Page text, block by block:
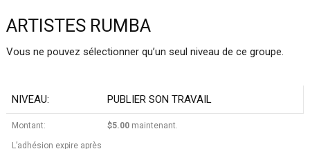
ARTISTES RUMBA
Vous ne pouvez sélectionner qu’un seul niveau de ce groupe.
PUBLIER SON TRAVAIL
$5.00maintenant.
L’adhésion expire après